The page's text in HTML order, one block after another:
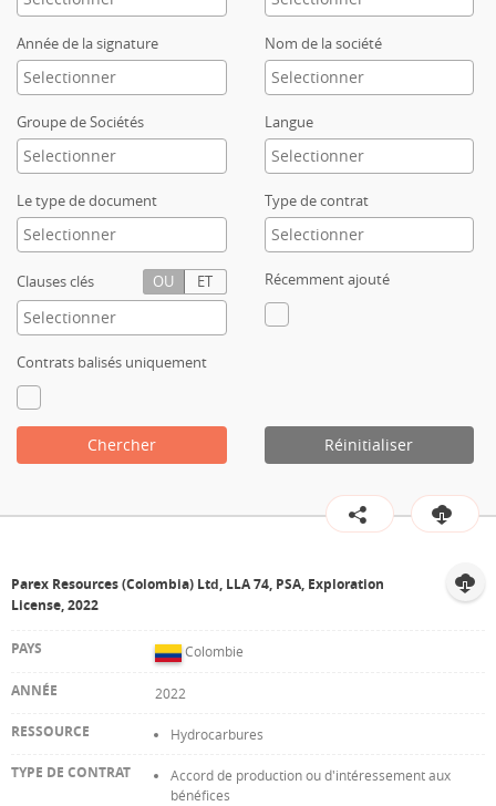
Glossaire
Recherche et analyse
Sites de pays
Contact
Année de la signature Nom de la société
Groupe de Sociétés Langue
Le type de document Type de contrat
Clauses clés OU ET Récemment ajouté
Contrats balisés uniquement
Chercher Réinitialiser
Parex Resources (Colombia) Ltd, LLA 74, PSA, Exploration
License, 2022
Colombie
2022
Hydrocarbures
Accord de production ou d'intéressement aux
bénéfices